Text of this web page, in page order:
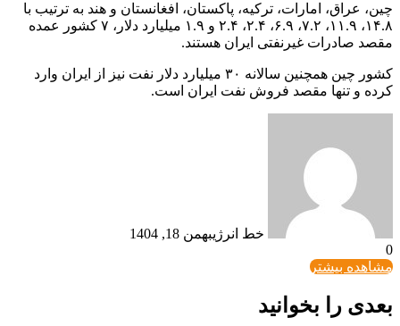
چین، عراق، امارات، ترکیه، پاکستان، افغانستان و هند به ترتیب با
۱۴.۸، ۱۱.۹، ۷.۲، ۶.۹، ۲.۴، ۲.۴ و ۱.۹ میلیارد دلار، ۷ کشور عمده
مقصد صادرات غیرنفتی ایران هستند.
کشور چین همچنین سالانه ۳۰ میلیارد دلار نفت نیز از ایران وارد
کرده و تنها مقصد فروش نفت ایران است.
خط انرژیبهمن 18, 1404
0
مشاهده بیشتر
بعدی را بخوانید